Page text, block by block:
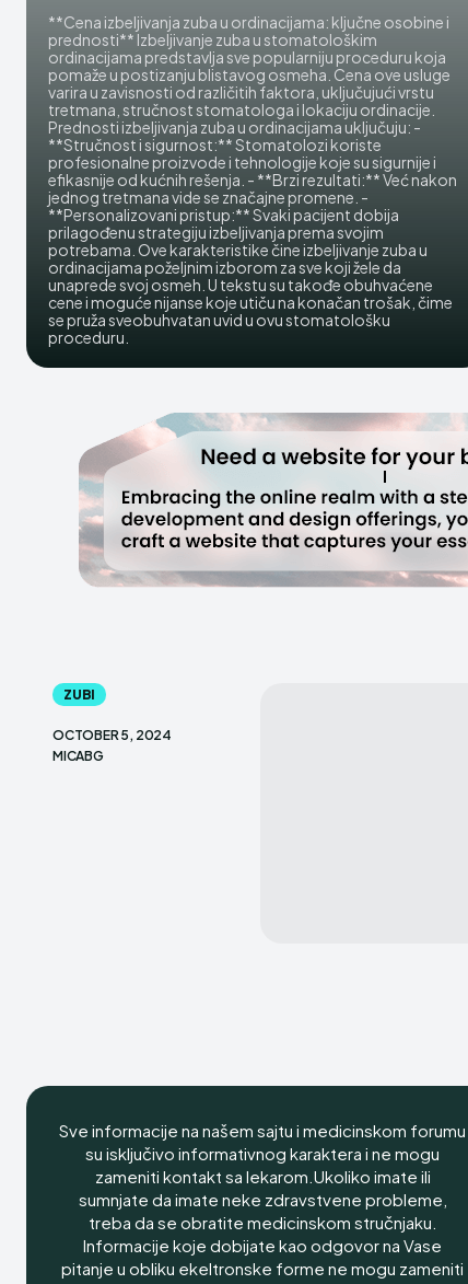
**Cena izbeljivanja zuba u ordinacijama: ključne osobine i
prednosti** Izbeljivanje zuba u stomatološkim
ordinacijama predstavlja sve popularniju proceduru koja
pomaže u postizanju blistavog osmeha. Cena ove usluge
varira u zavisnosti od različitih faktora, uključujući vrstu
tretmana, stručnost stomatologa i lokaciju ordinacije.
Prednosti izbeljivanja zuba u ordinacijama uključuju: -
**Stručnost i sigurnost:** Stomatolozi koriste
profesionalne proizvode i tehnologije koje su sigurnije i
efikasnije od kućnih rešenja. - **Brzi rezultati:** Već nakon
jednog tretmana vide se značajne promene. -
**Personalizovani pristup:** Svaki pacijent dobija
prilagođenu strategiju izbeljivanja prema svojim
potrebama. Ove karakteristike čine izbeljivanje zuba u
ordinacijama poželjnim izborom za sve koji žele da
unaprede svoj osmeh. U tekstu su takođe obuhvaćene
cene i moguće nijanse koje utiču na konačan trošak, čime
se pruža sveobuhvatan uvid u ovu stomatološku
proceduru.
ZUBI
OCTOBER 5, 2024
MICABG
Sve informacije na našem sajtu i medicinskom forumu
su isključivo informativnog karaktera i ne mogu
zameniti kontakt sa lekarom.Ukoliko imate ili
sumnjate da imate neke zdravstvene probleme,
treba da se obratite medicinskom stručnjaku.
Informacije koje dobijate kao odgovor na Vase
pitanje u obliku ekeltronske forme ne mogu zameniti